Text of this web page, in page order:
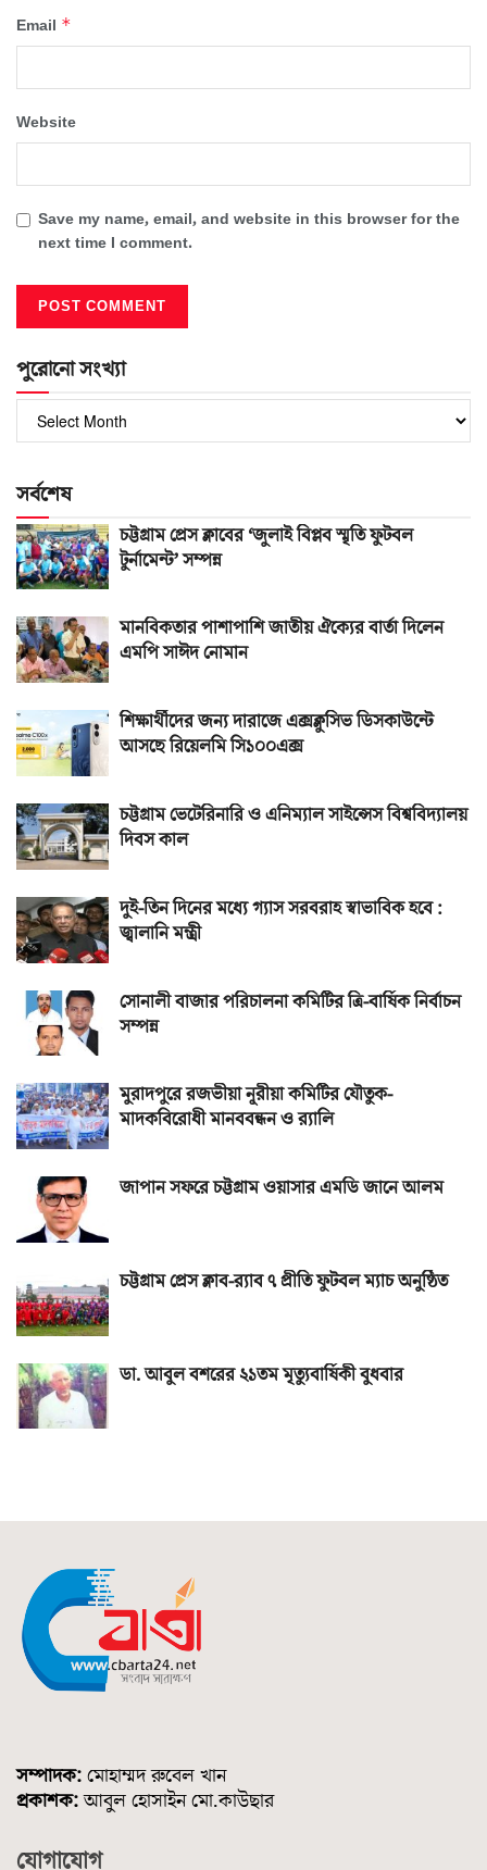
Email *
Website
Save my name, email, and website in this browser for the
next time I comment.
পুরোনো সংখ্যা
সংখ্যা
সর্বশেষ
চট্টগ্রাম প্রেস ক্লাবের ‘জুলাই বিপ্লব স্মৃতি ফুটবল
টুর্নামেন্ট’ সম্পন্ন
মানবিকতার পাশাপাশি জাতীয় ঐক্যের বার্তা দিলেন
এমপি সাঈদ নোমান
শিক্ষার্থীদের জন্য দারাজে এক্সক্লুসিভ ডিসকাউন্টে
আসছে রিয়েলমি সি১০০এক্স
চট্টগ্রাম ভেটেরিনারি ও এনিম্যাল সাইন্সেস বিশ্ববিদ্যালয়
দিবস কাল
দুই-তিন দিনের মধ্যে গ্যাস সরবরাহ স্বাভাবিক হবে :
জ্বালানি মন্ত্রী
সোনালী বাজার পরিচালনা কমিটির ত্রি-বার্ষিক নির্বাচন
সম্পন্ন
মুরাদপুরে রজভীয়া নূরীয়া কমিটির যৌতুক-
মাদকবিরোধী মানববন্ধন ও র‌্যালি
জাপান সফরে চট্টগ্রাম ওয়াসার এমডি জানে আলম
চট্টগ্রাম প্রেস ক্লাব-র‌্যাব ৭ প্রীতি ফুটবল ম্যাচ অনুষ্ঠিত
ডা. আবুল বশরের ২১তম মৃত্যুবার্ষিকী বুধবার
সম্পাদক: মোহাম্মদ রুবেল খান
প্রকাশক:আবুল হোসাইন মো.কাউছার
যোগাযোগ